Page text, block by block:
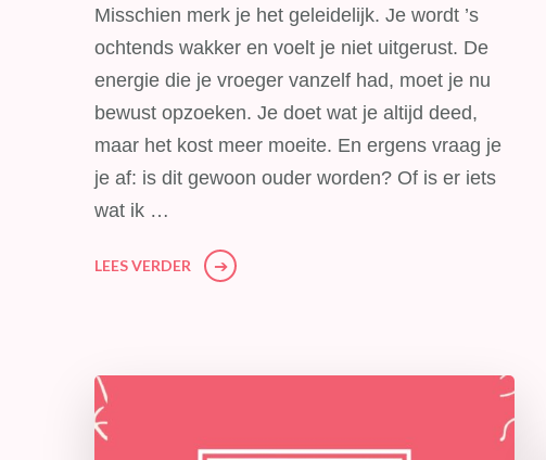
Misschien merk je het geleidelijk. Je wordt ’s
ochtends wakker en voelt je niet uitgerust. De
energie die je vroeger vanzelf had, moet je nu
bewust opzoeken. Je doet wat je altijd deed,
maar het kost meer moeite. En ergens vraag je
je af: is dit gewoon ouder worden? Of is er iets
wat ik …
LEES VERDER